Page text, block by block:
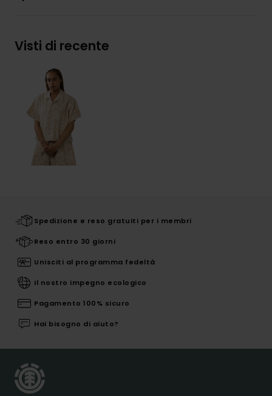
Visti di recente
Spedizione e reso gratuiti per i membri
Reso entro 30 giorni
Unisciti al programma fedeltà
Il nostro impegno ecologico
Pagamento 100% sicuro
Hai bisogno di aiuto?